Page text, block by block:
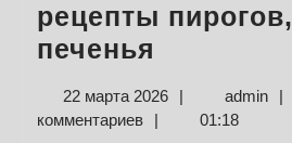
рецепты
печенья
лучшие
22 марта 202622
марта
| admin |
комментариев
| 01:18